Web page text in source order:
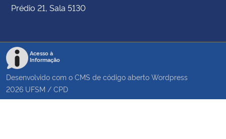
Prédio 21, Sala 5130
Acesso à
Informação
Desenvolvido com o CMS de código aberto Wordpress
2026 UFSM / CPD